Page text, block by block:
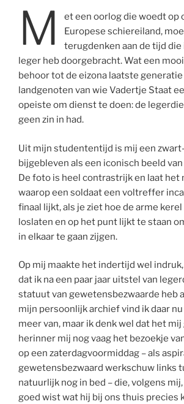
M
et een oorlog die woedt op
Europese schiereiland,
terugdenken aan de tijd
leger heb doorgebracht. Wat een
behoor tot de eizona laatste
landgenoten van wie Vadertje Staat
opeiste om dienst te doen: de
geen zin in had.
Uit mijn studententijd is mij een
bijgebleven als een iconisch beeld
De foto is heel contrastrijk en laat het
waarop een soldaat een voltreffer
finaal lijkt, als je ziet hoe de arme
loslaten en op het punt lijkt te staan
in elkaar te gaan zijgen.
Op mij maakte het indertijd wel
dat ik na een paar jaar uitstel van
statuut van gewetensbezwaarde heb
mijn persoonlijk archief vind ik daar
meer van, maar ik denk wel dat het mij
herinner mij nog vaag het bezoekje
op een zaterdagvoormiddag – als
gewetensbezwaard werkschuw links
natuurlijk nog in bed – die, volgens
goed wist wat hij bij ons thuis precies